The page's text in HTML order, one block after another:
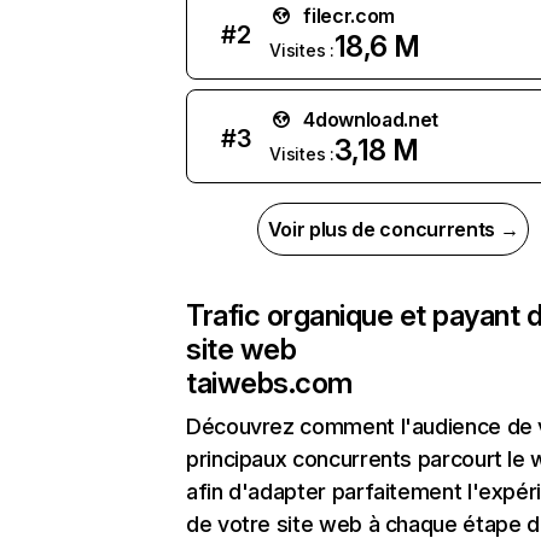
#2
filecr.com
Visites :18,6 M
#3
4download.net
Visites :3,18 M
Voir plus de concurrents →
Trafic organique et payant
site web
taiwebs.com
Découvrez comment l'audience de
principaux concurrents parcourt le
afin d'adapter parfaitement
de votre site web à chaque étape